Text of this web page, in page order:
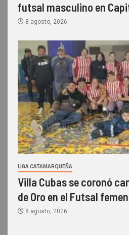
futsal masculino en
8 agosto, 2026
LIGA CATAMARQUEÑA
Villa Cubas se coronó
de Oro en el Futsal
8 agosto, 2026